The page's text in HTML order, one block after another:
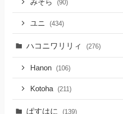
みそら (90)
ユニ (434)
ハコニワリリィ (276)
Hanon (106)
Kotoha (211)
ぱすはに (139)